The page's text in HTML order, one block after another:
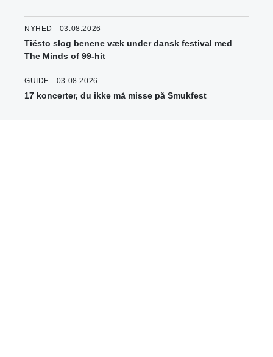
NYHED - 03.08.2026
Tiësto slog benene væk under dansk festival med
The Minds of 99-hit
GUIDE - 03.08.2026
17 koncerter, du ikke må misse på Smukfest